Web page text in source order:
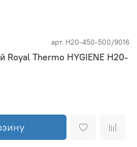
арт. H20-450-500/9016
Royal Thermo HYGIENE H20-